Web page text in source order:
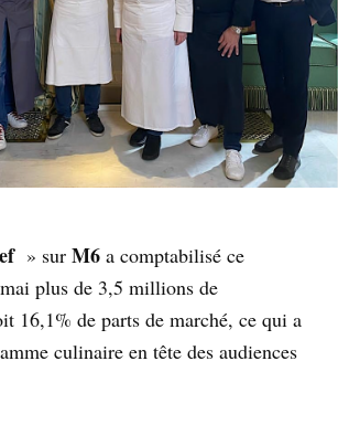
» sur M6 a comptabilisé ce
plus de 3,5 millions de
16,1% de parts de marché, ce qui a
culinaire en tête des audiences